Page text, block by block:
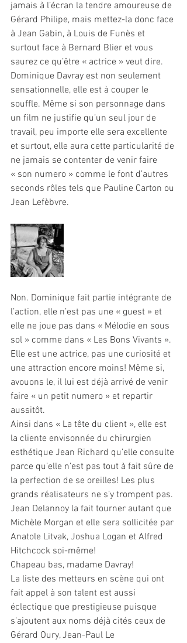
jamais à l’écran la tendre amoureuse de
Gérard Philipe, mais mettez-la donc face
à Jean Gabin, à Louis de Funès et
surtout face à Bernard Blier et vous
saurez ce qu’être « actrice » veut dire.
Dominique Davray est non seulement
sensationnelle, elle est à couper le
souffle. Même si son personnage dans
un film ne justifie qu’un seul jour de
travail, peu importe elle sera excellente
et surtout, elle aura cette particularité de
ne jamais se contenter de venir faire
« son numero » comme le font d’autres
seconds rôles tels que Pauline Carton ou
Jean Lefèbvre.
Non. Dominique fait partie intégrante de
l’action, elle n’est pas une « guest » et
elle ne joue pas dans « Mélodie en sous
sol » comme dans « Les Bons Vivants ».
Elle est une actrice, pas une curiosité et
une attraction encore moins! Même si,
avouons le, il lui est déjà arrivé de venir
faire « un petit numero » et repartir
aussitôt.
Ainsi dans « La tête du client », elle est
la cliente envisonnée du chirurgien
esthétique Jean Richard qu’elle consulte
parce qu’elle n’est pas tout à fait sûre de
la perfection de se oreilles! Les plus
grands réalisateurs ne s’y trompent pas.
Jean Delannoy la fait tourner autant que
Michèle Morgan et elle sera sollicitée par
Anatole Litvak, Joshua Logan et Alfred
Hitchcock soi-même!
Chapeau bas, madame Davray!
La liste des metteurs en scène qui ont
fait appel à son talent est aussi
éclectique que prestigieuse puisque
s’ajoutent aux noms déjà cités ceux de
Gérard Oury, Jean-Paul Le